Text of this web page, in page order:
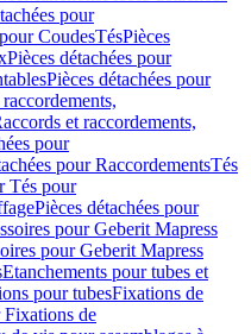
pour
CoudesTésPièces
Pièces détachées pour
Pièces détachées pour
et raccordements,
pour
pour RaccordementsTés
Tés pour
Pièces détachées pour
pour Geberit Mapress
pour Geberit Mapress
Etanchements pour tubes et
pour tubesFixations de
Fixations de